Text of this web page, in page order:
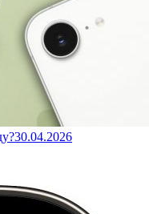
30.04.2026